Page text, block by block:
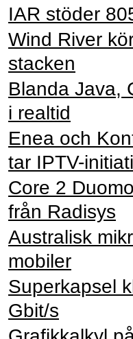
IAR stöder
Wind River
stacken
Blanda Java,
i realtid
Enea och
tar IPTV-
Core 2
från Radisys
Australisk
mobiler
Superkapsel
Gbit/s